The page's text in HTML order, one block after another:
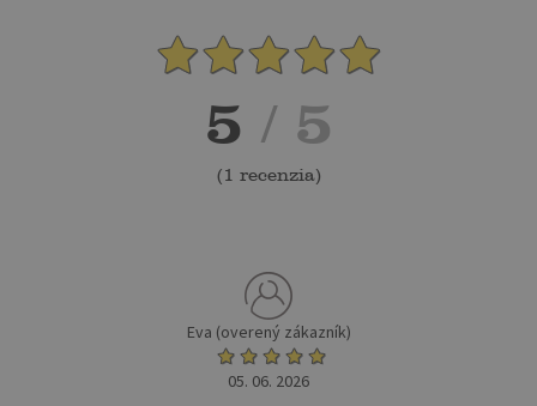
5 / 5
(1 recenzia)
Eva (overený zákazník)
05. 06. 2026